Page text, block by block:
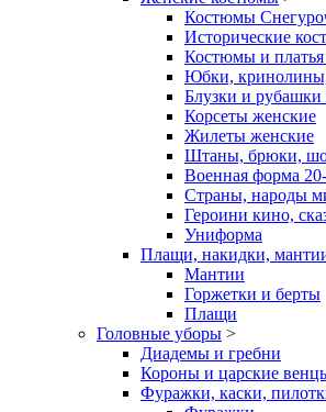
Костюмы
Исторические
Костюмы и
Юбки,
Блузки и рубашки
Корсеты женские
Жилеты женские
Штаны, брюки,
Военная форма
Страны, народы
Героини кино,
Униформа
Плащи, накидки,
Мантии
Горжетки и берты
Плащи
Головные уборы >
Диадемы и гребни
Короны и царские
Фуражки, каски,